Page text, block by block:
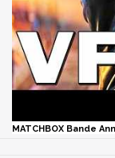
MATCHBOX Bande